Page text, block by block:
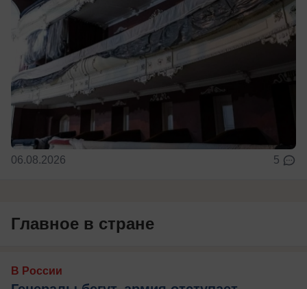
06.08.2026 5
Главное в стране
В России